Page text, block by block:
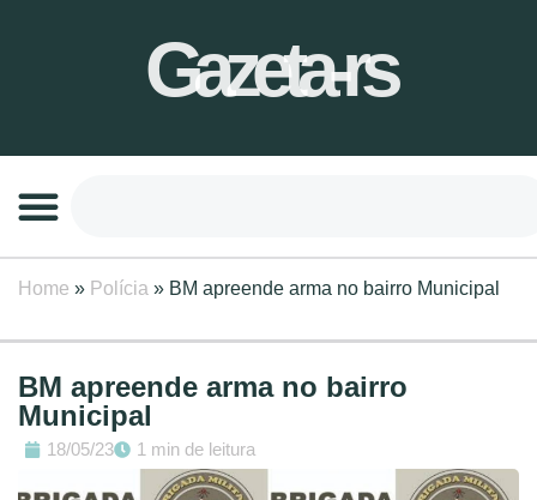
Gazeta-rs
Home » Polícia » BM apreende arma no bairro Municipal
BM apreende arma no bairro
Municipal
18/05/23 1 min de leitura